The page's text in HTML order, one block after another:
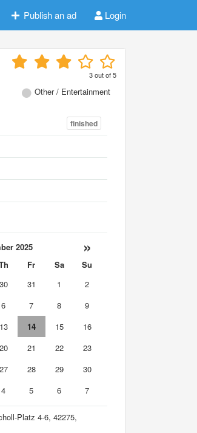
Publish an ad Login
3out of5
Other / Entertainment
finished
2025 »
Fr Sa
Su
30 31 1
2
6 7 8
9
13 14 15
16
20 21 22
23
27 28 29
30
4 5 6 7
Platz 4-6, 42275,